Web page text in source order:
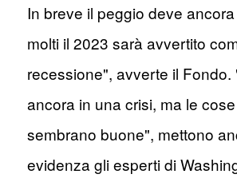
In breve il peggio deve
molti il 2023 sarà avvertito
recessione", avverte il Fondo.
ancora in una crisi, ma le
sembrano buone", mettono
evidenza gli esperti di